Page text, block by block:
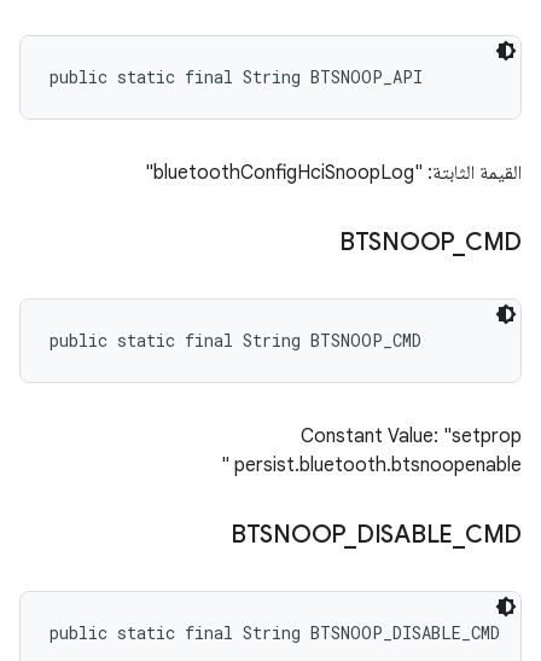
public static final String BTSNOOP_API
القيمة الثابتة: "bluetoothConfigHciSnoopLog"
BTSNOOP_ CMD
public static final String BTSNOOP_CMD
Constant Value: "setprop
persist.bluetooth.btsnoopenable "
BTSNOOP_ DISABLE CMD
public static final String BTSNOOP_DISABLE_CMD